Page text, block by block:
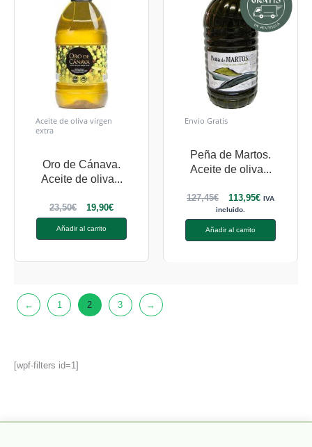
[wpf-filters id=1]
Aceite de oliva virgen
extra
Oro de Cánava.
Aceite de oliva...
23,50€ 19,90€
Añadir al carrito
Envio Gratis
Peña de Martos.
Aceite de oliva...
127,45€ 113,95€ IVA
incluido.
Añadir al carrito
← 1 2 3 →